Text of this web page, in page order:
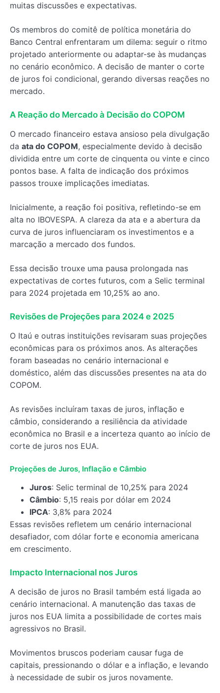
muitas discussões e expectativas.
Os membros do comitê de política monetária do
Banco Central enfrentaram um dilema: seguir o ritmo
projetado anteriormente ou adaptar-se às mudanças
no cenário econômico. A decisão de manter o corte
de juros foi condicional, gerando diversas reações no
mercado.
A Reação do Mercado à Decisão do COPOM
O mercado financeiro estava ansioso pela divulgação
da ata do COPOM, especialmente devido à decisão
dividida entre um corte de cinquenta ou vinte e cinco
pontos base. A falta de indicação dos próximos
passos trouxe implicações imediatas.
Inicialmente, a reação foi positiva, refletindo-se em
alta no IBOVESPA. A clareza da ata e a abertura da
curva de juros influenciaram os investimentos e a
marcação a mercado dos fundos.
Essa decisão trouxe uma pausa prolongada nas
expectativas de cortes futuros, com a Selic terminal
para 2024 projetada em 10,25% ao ano.
Revisões de Projeções para 2024 e 2025
O Itaú e outras instituições revisaram suas projeções
econômicas para os próximos anos. As alterações
foram baseadas no cenário internacional e
doméstico, além das discussões presentes na ata do
COPOM.
As revisões incluíram taxas de juros, inflação e
câmbio, considerando a resiliência da atividade
econômica no Brasil e a incerteza quanto ao início de
corte de juros nos EUA.
Projeções de Juros, Inflação e Câmbio
Juros: Selic terminal de 10,25% para 2024
Câmbio: 5,15 reais por dólar em 2024
IPCA: 3,8% para 2024
Essas revisões refletem um cenário internacional
desafiador, com dólar forte e economia americana
em crescimento.
Impacto Internacional nos Juros
A decisão de juros no Brasil também está ligada ao
cenário internacional. A manutenção das taxas de
juros nos EUA limita a possibilidade de cortes mais
agressivos no Brasil.
Movimentos bruscos poderiam causar fuga de
capitais, pressionando o dólar e a inflação, e levando
à necessidade de subir os juros novamente.